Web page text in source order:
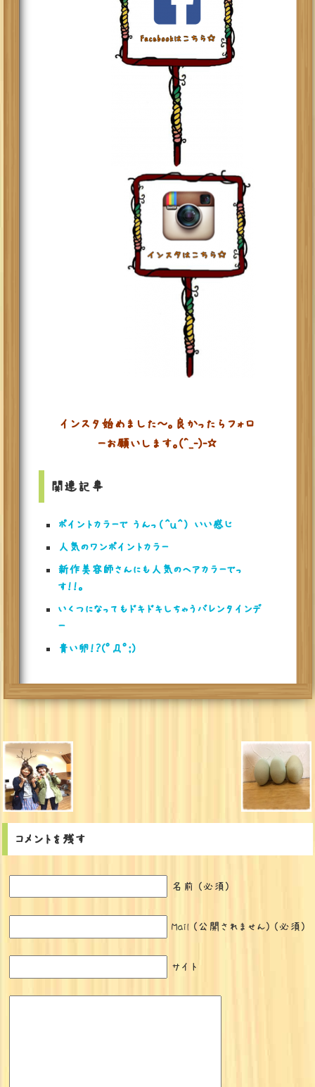
インスタ始めました～。良かったらフォロ
ーお願いします。(^_-)-☆
関連記事
ポイントカラーで うんっ（＾ｕ＾） いい感じ
人気のワンポイントカラー
新作美容師さんにも人気のヘアカラーでっ
す！！。
いくつになってもドキドキしちゃうバレンタインデ
ー
青い卵！？(ﾟДﾟ;)
コメントを残す
名前 (必須)
Mail (公開されません) (必須)
サイト